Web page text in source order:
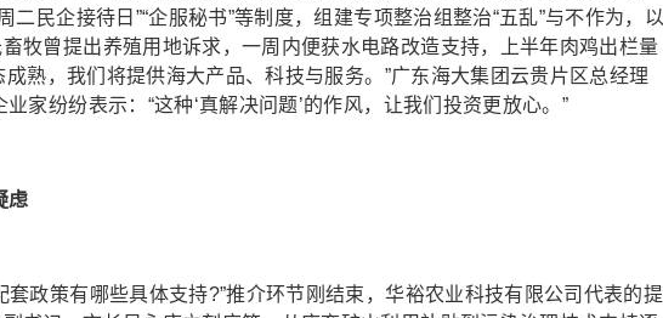
二民企接待日”“企服秘书”等制度，组建专项整治组整治“五乱”与不作为，以
牧曾提出养殖用地诉求，一周内便获水电路改造支持，上半年肉鸡出栏量
成熟，我们将提供海大产品、科技与服务。”广东海大集团云贵片区总经理
家纷纷表示：“这种‘真解决问题’的作风，让我们投资更放心。”
虑
政策有哪些具体支持?”推介环节刚结束，华裕农业科技有限公司代表的提